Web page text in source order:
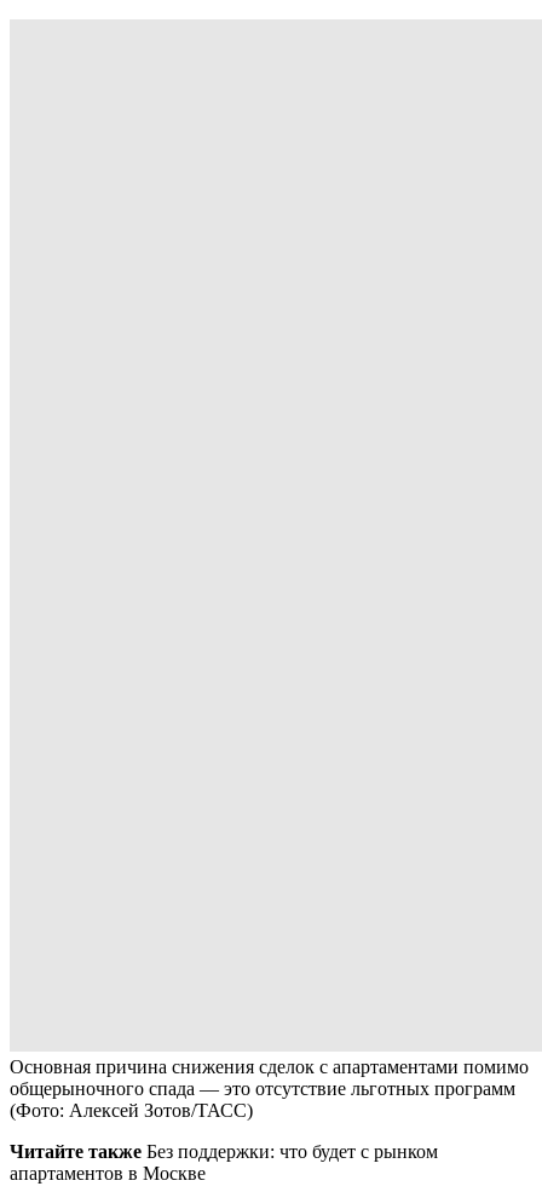
Основная причина снижения сделок с апартаментами помимо
общерыночного спада — это отсутствие льготных программ
(Фото: Алексей Зотов/ТАСС)
Читайте также Без поддержки: что будет с рынком
апартаментов в Москве